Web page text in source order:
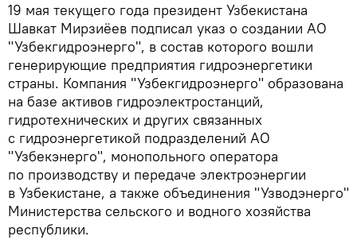
19 мая текущего года президент Узбекистана
Шавкат Мирзиёев подписал указ о создании АО
"Узбекгидроэнерго", в состав которого вошли
генерирующие предприятия гидроэнергетики
страны. Компания "Узбекгидроэнерго" образована
на базе активов гидроэлектростанций,
гидротехнических и других связанных
с гидроэнергетикой подразделений АО
"Узбекэнерго", монопольного оператора
по производству и передаче электроэнергии
в Узбекистане, а также объединения "Узводэнерго"
Министерства сельского и водного хозяйства
республики.